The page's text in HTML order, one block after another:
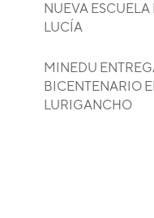
NUEVA
LUCÍA
MINEDU
BICENTENARIO
LURIGANCHO